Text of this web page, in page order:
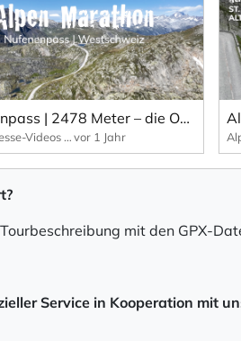
Nufenenpass | 2478 Meter – die Ostseite dieses Schweizer Alpenpasses.
Alpenpaesse-Videos | Alpen-Marathon vor 1 Jahr
mit den GPX-
Service in Kooperation mit